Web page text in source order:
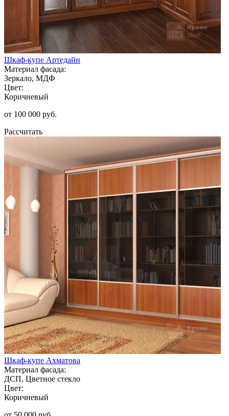
Шкаф-купе Артедайн
Материал фасада:
Зеркало, МДФ
Цвет:
Коричневый
от 100 000 руб.
Рассчитать
Шкаф-купе Ахматова
Материал фасада:
ДСП, Цветное стекло
Цвет:
Коричневый